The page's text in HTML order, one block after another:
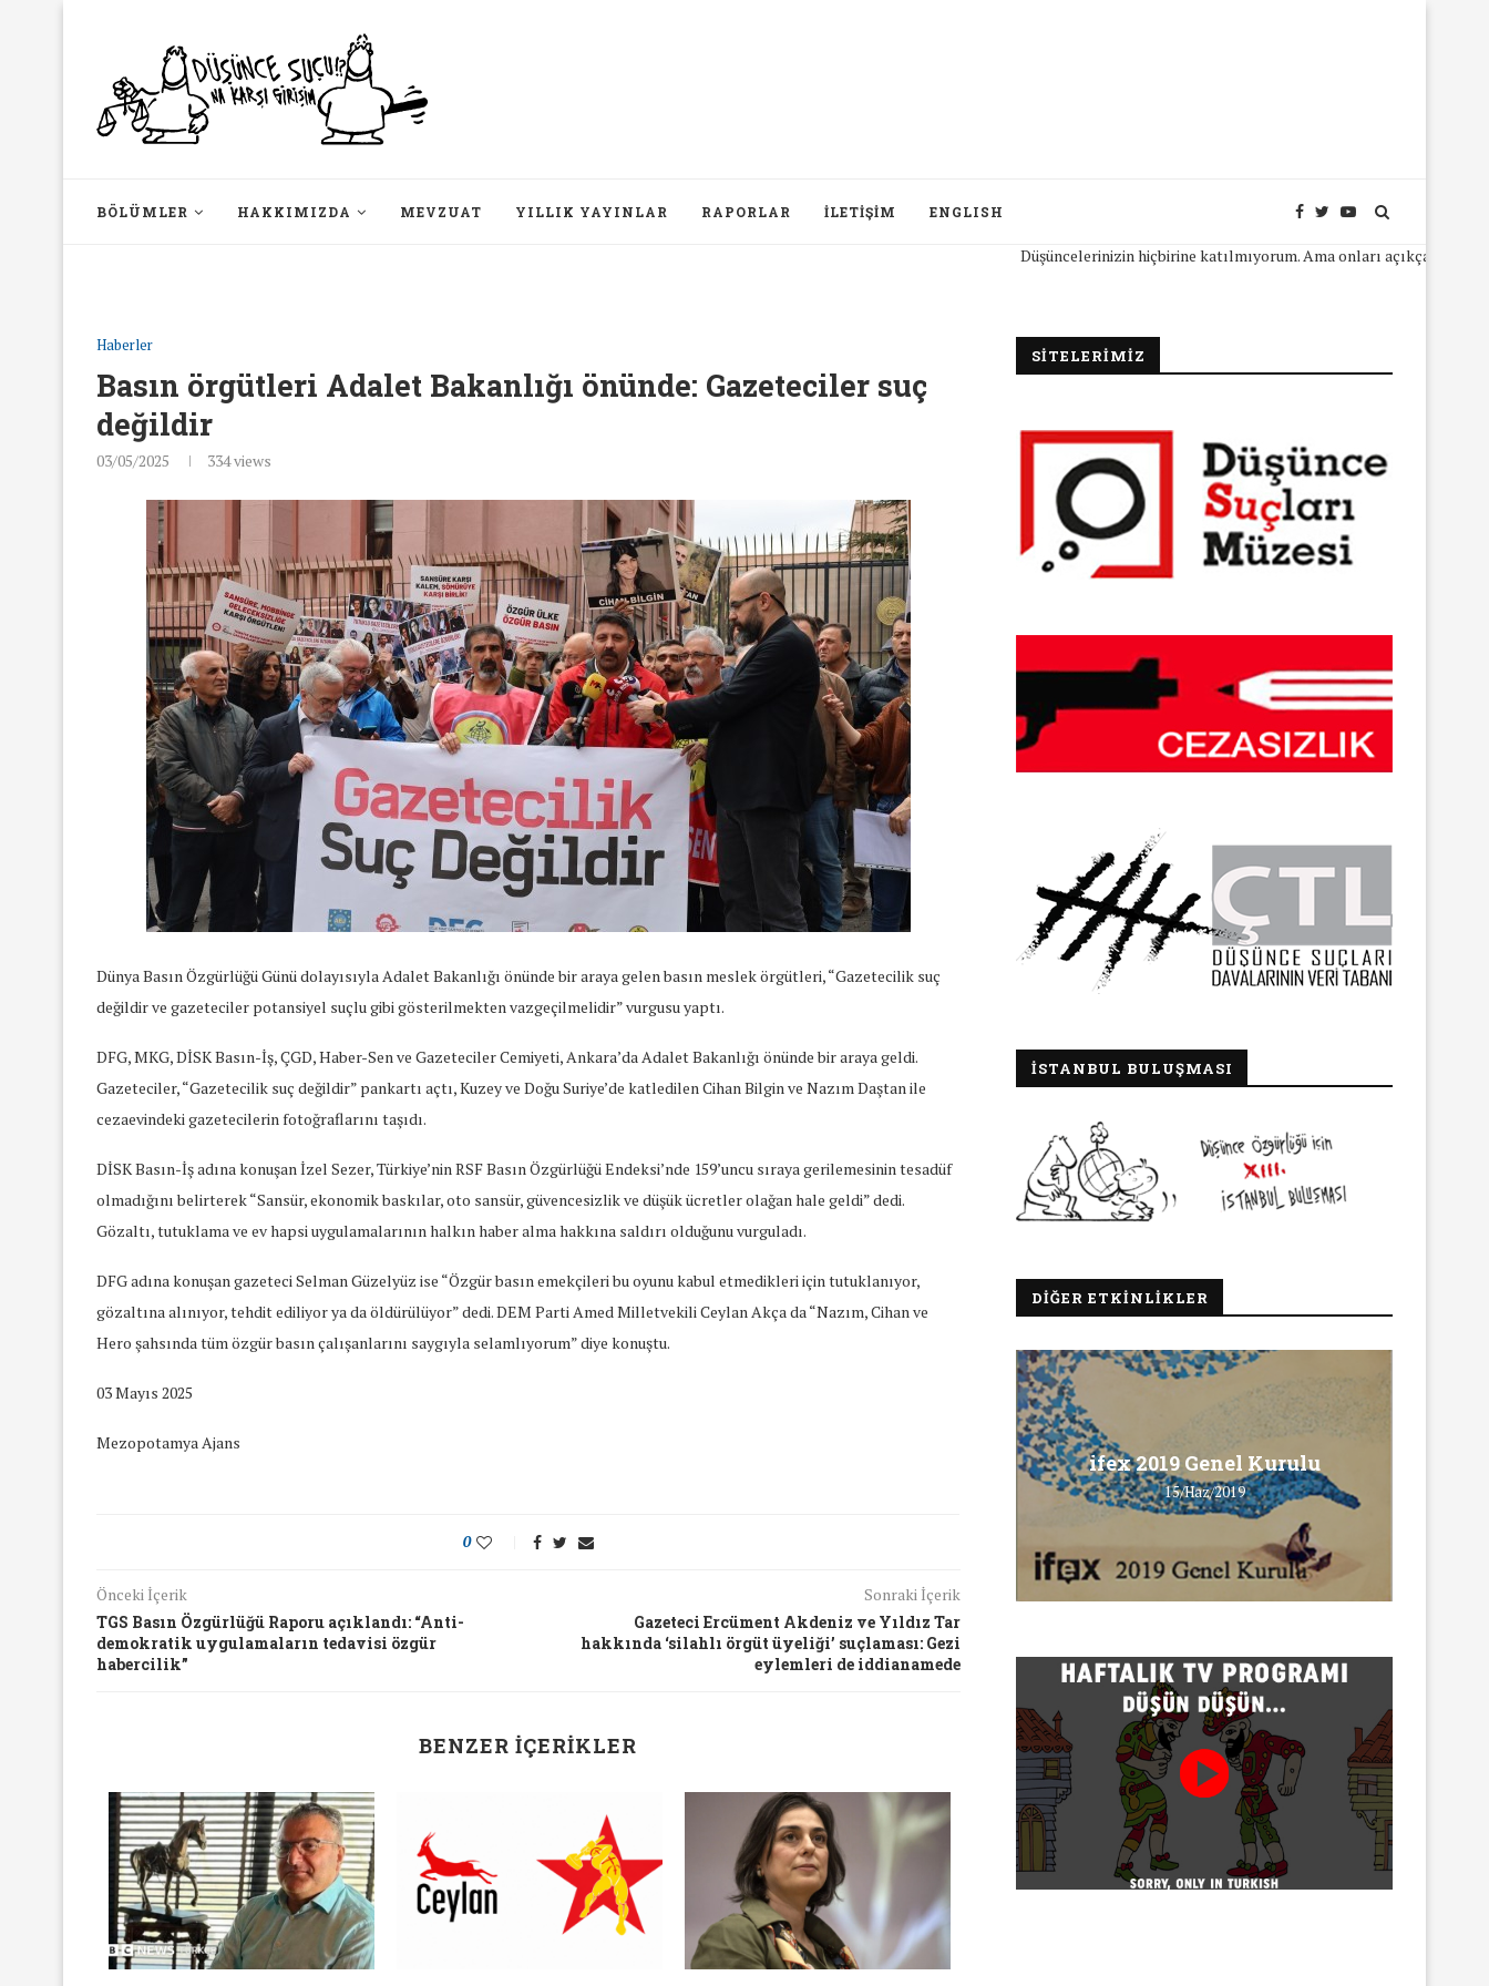
BÖLÜMLER HAKKIMIZDA MEVZUAT YILLIK YAYINLAR RAPORLAR İLETIŞIM ENGLISH
Düşüncelerinizin hiçbirine katılmıyorum. Ama onları açıkça ifade
Haberler
Basın örgütleri Adalet Bakanlığı önünde: Gazeteciler suç
değildir
03/05/2025 334views
Dünya Basın Özgürlüğü Günü dolayısıyla Adalet Bakanlığı önünde bir araya gelen basın meslek örgütleri, “Gazetecilik suç
değildir ve gazeteciler potansiyel suçlu gibi gösterilmekten vazgeçilmelidir” vurgusu yaptı.
DFG, MKG, DİSK Basın-İş, ÇGD, Haber-Sen ve Gazeteciler Cemiyeti, Ankara’da Adalet Bakanlığı önünde bir araya geldi.
Gazeteciler, “Gazetecilik suç değildir” pankartı açtı, Kuzey ve Doğu Suriye’de katledilen Cihan Bilgin ve Nazım Daştan ile
cezaevindeki gazetecilerin fotoğraflarını taşıdı.
DİSK Basın-İş adına konuşan İzel Sezer, Türkiye’nin RSF Basın Özgürlüğü Endeksi’nde 159’uncu sıraya gerilemesinin tesadüf
olmadığını belirterek “Sansür, ekonomik baskılar, oto sansür, güvencesizlik ve düşük ücretler olağan hale geldi” dedi.
Gözaltı, tutuklama ve ev hapsi uygulamalarının halkın haber alma hakkına saldırı olduğunu vurguladı.
DFG adına konuşan gazeteci Selman Güzelyüz ise “Özgür basın emekçileri bu oyunu kabul etmedikleri için tutuklanıyor,
gözaltına alınıyor, tehdit ediliyor ya da öldürülüyor” dedi. DEM Parti Amed Milletvekili Ceylan Akça da “Nazım, Cihan ve
Hero şahsında tüm özgür basın çalışanlarını saygıyla selamlıyorum” diye konuştu.
03 Mayıs 2025
Mezopotamya Ajans
0
Önceki İçerik
TGS Basın Özgürlüğü Raporu açıklandı: “Anti-
demokratik uygulamaların tedavisi özgür
habercilik”
Sonraki İçerik
Gazeteci Ercüment Akdeniz ve Yıldız Tar
hakkında ‘silahlı örgüt üyeliği’ suçlaması: Gezi
eylemleri de iddianamede
BENZER İÇERIKLER
JINNEWS’in Türkçe X hesabına
erişim engeli
30/07/2026
SİTELERİMİZ
İSTANBUL BULUŞMASI
DIĞER ETKINLIKLER
Yaş Ayrımcılığı
ifex 2019 Genel Kurulu
15/Haz/2019